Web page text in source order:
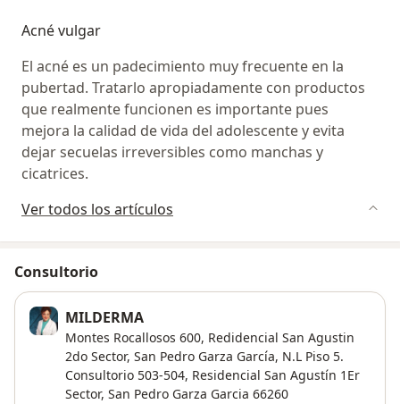
nuestros pacientes reciben una valoración de lesiones
independientemente de su motivo de consulta.
Acné vulgar
El acné es un padecimiento muy frecuente en la
pubertad. Tratarlo apropiadamente con productos
que realmente funcionen es importante pues
mejora la calidad de vida del adolescente y evita
dejar secuelas irreversibles como manchas y
cicatrices.
Ver todos los artículos
Consultorio
MILDERMA
Montes Rocallosos 600, Redidencial San Agustin
2do Sector, San Pedro Garza García, N.L Piso 5.
Consultorio 503-504, Residencial San Agustín 1Er
Sector, San Pedro Garza Garcia 66260